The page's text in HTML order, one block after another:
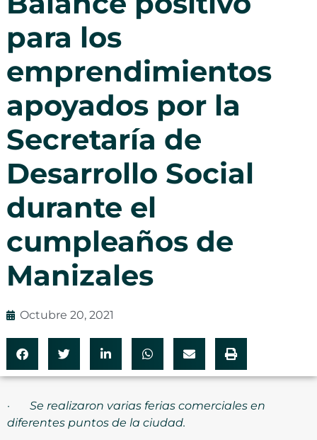
para los
emprendimientos
apoyados por la
Secretaría de
Desarrollo Social
durante el
cumpleaños de
Manizales
Octubre 20, 2021
· Se realizaron varias ferias comerciales en
diferentes puntos de la ciudad.